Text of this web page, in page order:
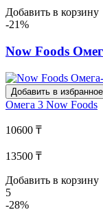
Добавить в корзину
-21%
Now Foods
Добавить в избранное
Омега 3 Now Foods
10600 ₸
13500 ₸
Добавить в корзину
5
-28%